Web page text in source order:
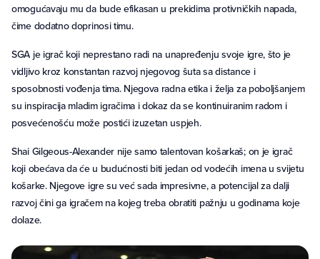
omogućavaju mu da bude efikasan u prekidima protivničkih napada,
čime dodatno doprinosi timu.
SGA je igrač koji neprestano radi na unapređenju svoje igre, što je
vidljivo kroz konstantan razvoj njegovog šuta sa distance i
sposobnosti vođenja tima. Njegova radna etika i želja za poboljšanjem
su inspiracija mladim igračima i dokaz da se kontinuiranim radom i
posvećenošću može postići izuzetan uspjeh.
Shai Gilgeous-Alexander nije samo talentovan košarkaš; on je igrač
koji obećava da će u budućnosti biti jedan od vodećih imena u svijetu
košarke. Njegove igre su već sada impresivne, a potencijal za dalji
razvoj čini ga igračem na kojeg treba obratiti pažnju u godinama koje
dolaze.